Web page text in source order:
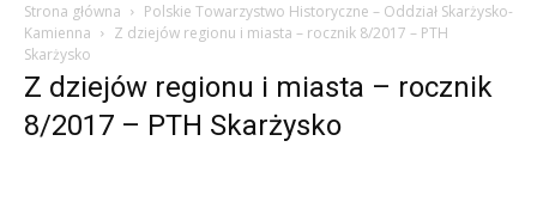
Strona główna
Polskie Towarzystwo Historyczne – Oddział Skarżysko-
Kamienna
Z dziejów regionu i miasta – rocznik 8/2017 – PTH
Skarżysko
Z dziejów regionu i miasta – rocznik
8/2017 – PTH Skarżysko